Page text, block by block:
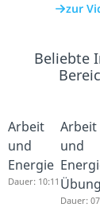
zur
Beliebte
Arbeit
und
Energie
Dauer: 10:11
Arbeit
und
Übung
Dauer: